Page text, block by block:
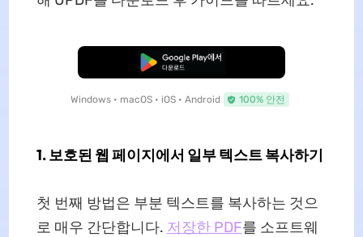
무료로 다운로드
Windows • macOS • iOS • Android 100% 안전
1. 보호된 웹 페이지에서 일부 텍스트 복사하기
첫 번째 방법은 부분 텍스트를 복사하는 것으
로 매우 간단합니다. 저장한 PDF를 소프트웨